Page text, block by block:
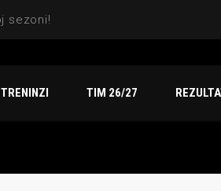
TRENINZI TIM 26/27